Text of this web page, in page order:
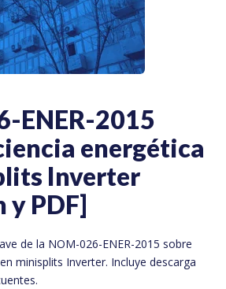
ENER-2015
energética
Inverter
y PDF]
de la NOM-026-ENER-2015 sobre
minisplits Inverter. Incluye descarga